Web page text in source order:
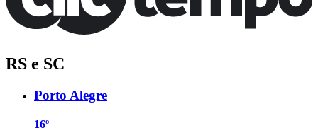
RS e SC
Porto Alegre
16º